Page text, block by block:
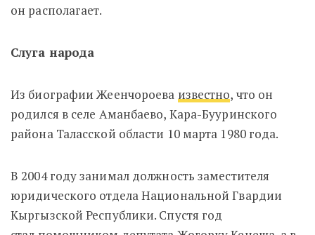
он располагает.
Слуга народа
Из биографии Жеенчороева известно, что он
родился в селе Аманбаево, Кара-Бууринского
района Таласской области 10 марта 1980 года.
В 2004 году занимал должность заместителя
юридического отдела Национальной Гвардии
Кыргызской Республики. Спустя год